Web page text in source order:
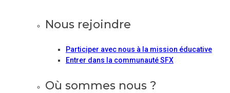
Nous rejoindre
Participer avec nous à la mission éducative
Entrer dans la communauté SFX
Où sommes nous ?